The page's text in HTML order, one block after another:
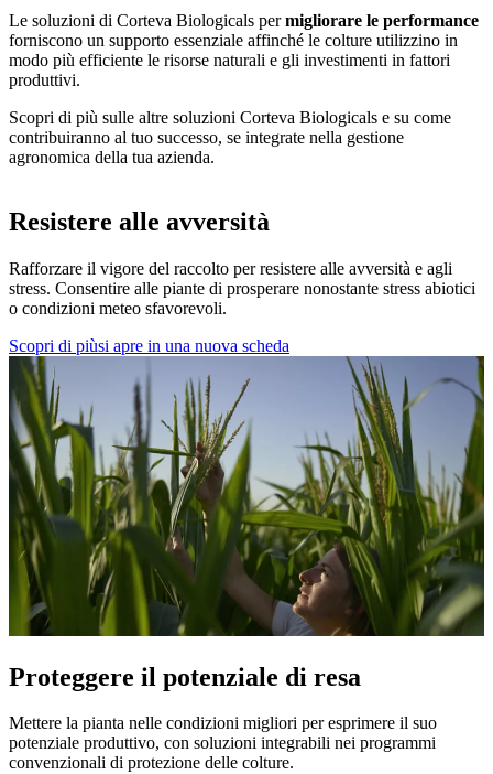
Le soluzioni di Corteva Biologicals permigliorare le performance
forniscono un supporto essenziale affinché le colture utilizzino in
modo più efficiente le risorse naturali e gli investimenti in fattori
produttivi.
Scopri di più sulle altre soluzioni Corteva Biologicals e su come
contribuiranno al tuo successo, se integrate nella gestione
agronomica della tua azienda.
Resistere alle avversità
Rafforzare il vigore del raccolto per resistere alle avversità e agli
stress. Consentire alle piante di prosperare nonostante stress abiotici
o condizioni meteo sfavorevoli.
Scopri di piùsi apre in una nuova scheda
Proteggere il potenziale di resa
Mettere la pianta nelle condizioni migliori per esprimere il suo
potenziale produttivo, con soluzioni integrabili nei programmi
convenzionali di protezione delle colture.